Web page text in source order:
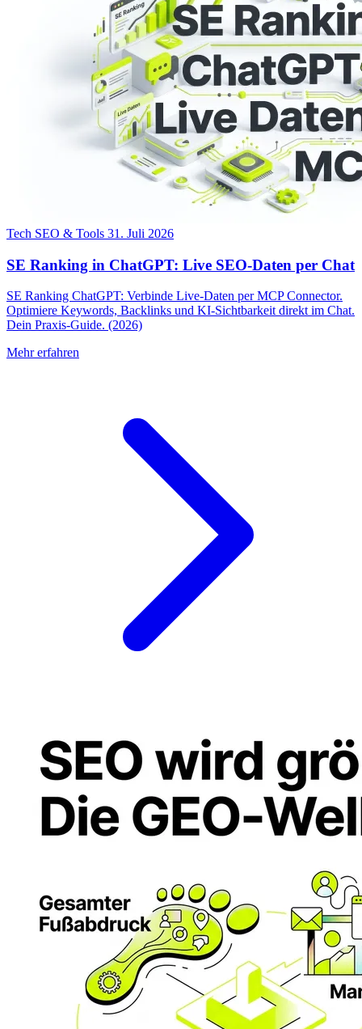
Tech SEO & Tools 31. Juli 2026
SE Ranking in ChatGPT: Live SEO-Daten per Chat
SE Ranking ChatGPT: Verbinde Live-Daten per MCP Connector.
Optimiere Keywords, Backlinks und KI-Sichtbarkeit direkt im Chat.
Dein Praxis-Guide. (2026)
Mehr erfahren